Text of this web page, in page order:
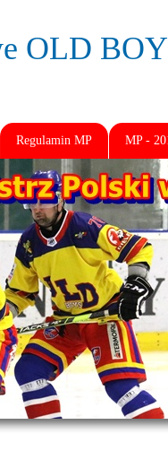
OLD
Regulamin MP MP -